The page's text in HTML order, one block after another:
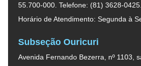
55.700-000. Telefone: (81) 3628-0425.
Horário de Atendimento: Segunda à
Subseção Ouricuri
Avenida Fernando Bezerra, nº 1103,